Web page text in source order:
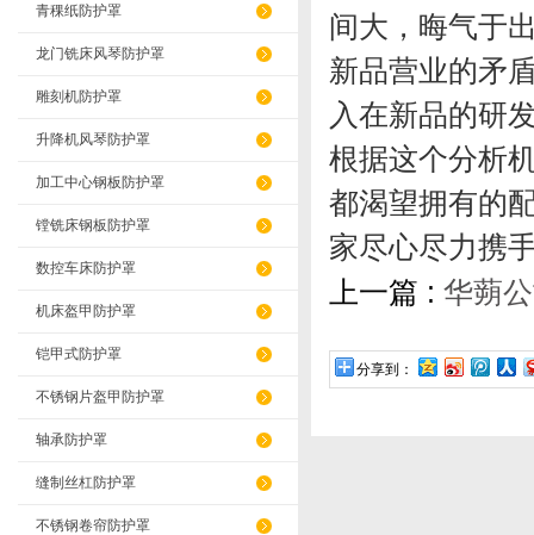
青稞纸防护罩
龙门铣床风琴防护罩
雕刻机防护罩
升降机风琴防护罩
加工中心钢板防护罩
镗铣床钢板防护罩
数控车床防护罩
机床盔甲防护罩
铠甲式防护罩
不锈钢片盔甲防护罩
轴承防护罩
缝制丝杠防护罩
不锈钢卷帘防护罩
间大，晦气于
新品营业的矛
入在新品的研
根据这个分析
都渴望拥有的
家尽心尽
上一篇 : 华蒴
分享到：